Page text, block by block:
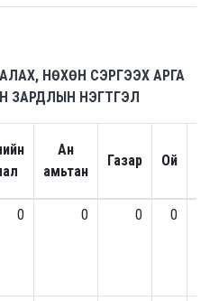
НӨХӨН СЭРГЭЭХ АРГА
ЗАРДЛЫН НЭГТГЭЛ
Ан
амьтан
Газар Ой
0 0 0 0